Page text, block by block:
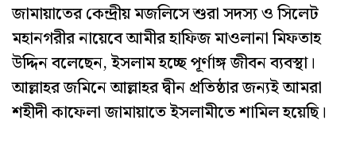
জামায়াতের কেন্দ্রীয় মজলিসে শুরা সদস্য ও সিলেট
মহানগরীর নায়েবে আমীর হাফিজ মাওলানা মিফতাহ
উদ্দিন বলেছেন, ইসলাম হচ্ছে পূর্ণাঙ্গ জীবন ব্যবস্থা।
আল্লাহর জমিনে আল্লাহর দ্বীন প্রতিষ্ঠার জন্যই আমরা
শহীদী কাফেলা জামায়াতে ইসলামীতে শামিল হয়েছি।